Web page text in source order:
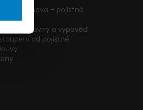
domova – pojistné
pojišťovny a výpověď
od pojistné